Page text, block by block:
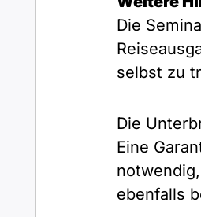
Die
selbst zu
Die
Eine
ebenfalls